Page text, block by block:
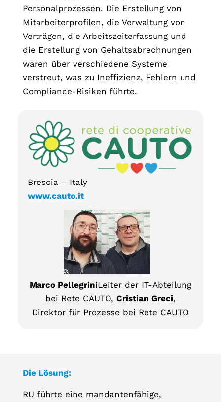
Personalprozessen. Die Erstellung von
Mitarbeiterprofilen, die Verwaltung von
Verträgen, die Arbeitszeiterfassung und
die Erstellung von Gehaltsabrechnungen
waren über verschiedene Systeme
verstreut, was zu Ineffizienz, Fehlern und
Compliance-Risiken führte.
Brescia – Italy
www.cauto.it
Marco PellegriniLeiter der IT-Abteilung
bei Rete CAUTO, Cristian Greci,
Direktor für Prozesse bei Rete CAUTO
Die Lösung:
RU führte eine mandantenfähige,